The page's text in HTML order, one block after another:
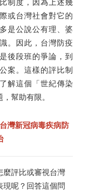
制度，因為上述幾
或台灣社會對它的
是公說公有理、婆
。因此，台灣防疫
後段班的爭論，到
案。這樣的評比制
解這個「世紀傳染
幫助有限。
灣新冠病毒疾病防
麼評比或審視台灣
現呢？回答這個問